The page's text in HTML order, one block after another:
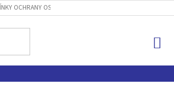
OCHRANY OSOBNÍCH ÚDAJŮ